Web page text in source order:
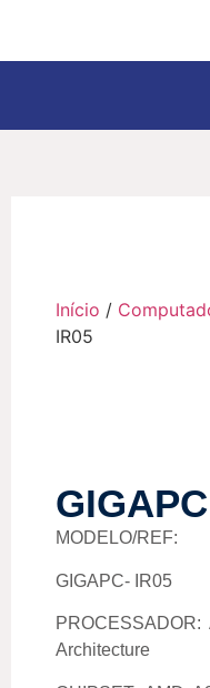
Início /
IR05
MODELO/REF:
GIGAPC- IR05
PROCESSADOR:
Architecture